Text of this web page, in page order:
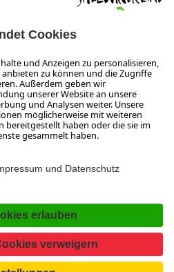
bis Donnerstag von 08:00
von 08:00 bis 17:00 Uhr zur
und Kongresslocations
TikTokPinterestLinkedIn